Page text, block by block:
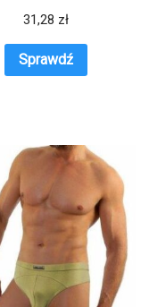
31,28 zł
Sprawdź